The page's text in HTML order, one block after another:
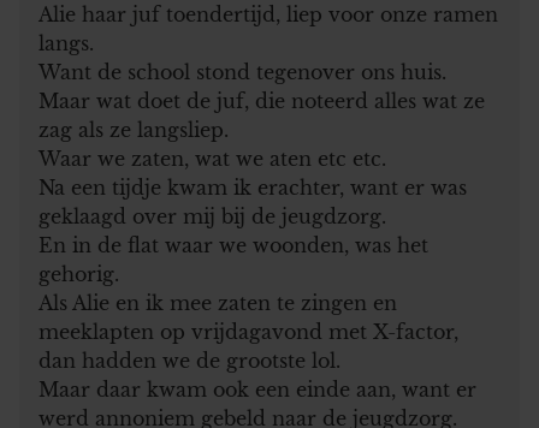
Alie haar juf toendertijd, liep voor onze ramen
langs.
Want de school stond tegenover ons huis.
Maar wat doet de juf, die noteerd alles wat ze
zag als ze langsliep.
Waar we zaten, wat we aten etc etc.
Na een tijdje kwam ik erachter, want er was
geklaagd over mij bij de jeugdzorg.
En in de flat waar we woonden, was het
gehorig.
Als Alie en ik mee zaten te zingen en
meeklapten op vrijdagavond met X-factor,
dan hadden we de grootste lol.
Maar daar kwam ook een einde aan, want er
werd annoniem gebeld naar de jeugdzorg.